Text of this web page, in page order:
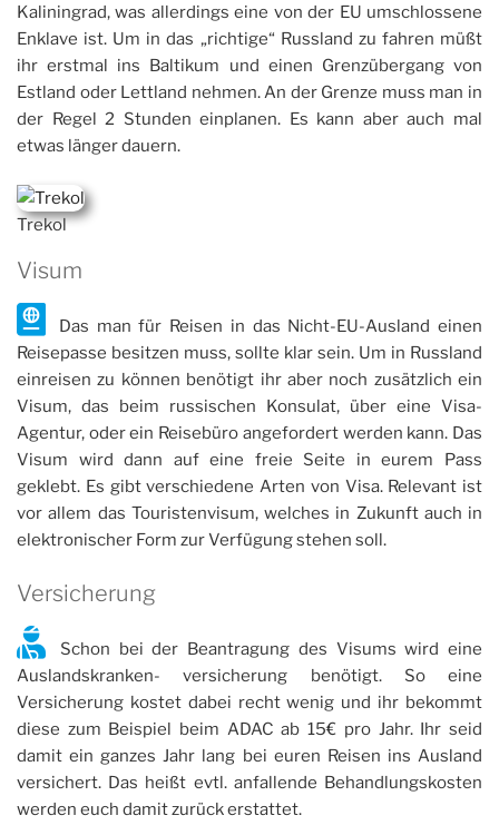
Kaliningrad, was allerdings eine von der EU umschlossene
Enklave ist. Um in das „richtige“ Russland zu fahren müßt
ihr erstmal ins Baltikum und einen Grenzübergang von
Estland oder Lettland nehmen. An der Grenze muss man in
der Regel 2 Stunden einplanen. Es kann aber auch mal
etwas länger dauern.
Trekol
Visum
Das man für Reisen in das Nicht-EU-Ausland einen
Reisepasse besitzen muss, sollte klar sein. Um in Russland
einreisen zu können benötigt ihr aber noch zusätzlich ein
Visum, das beim russischen Konsulat, über eine Visa-
Agentur, oder ein Reisebüro angefordert werden kann. Das
Visum wird dann auf eine freie Seite in eurem Pass
geklebt. Es gibt verschiedene Arten von Visa. Relevant ist
vor allem das Touristenvisum, welches in Zukunft auch in
elektronischer Form zur Verfügung stehen soll.
Versicherung
Schon bei der Beantragung des Visums wird eine
Auslandskranken- versicherung benötigt. So eine
Versicherung kostet dabei recht wenig und ihr bekommt
diese zum Beispiel beim ADAC ab 15€ pro Jahr. Ihr seid
damit ein ganzes Jahr lang bei euren Reisen ins Ausland
versichert. Das heißt evtl. anfallende Behandlungskosten
werden euch damit zurück erstattet.